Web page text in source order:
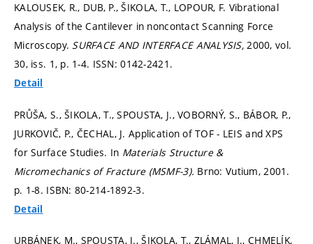
KALOUSEK, R., DUB, P., ŠIKOLA, T., LOPOUR, F. Vibrational
Analysis of the Cantilever in noncontact Scanning Force
Microscopy. SURFACE AND INTERFACE ANALYSIS,2000, vol.
30, iss. 1, p. 1-4. ISSN: 0142-2421.
Detail
PRŮŠA, S., ŠIKOLA, T., SPOUSTA, J., VOBORNÝ, S., BÁBOR, P.,
JURKOVIČ, P., ČECHAL, J. Application of TOF - LEIS and XPS
for Surface Studies. In Materials Structure &
Micromechanics of Fracture (MSMF-3). Brno: Vutium, 2001.
p. 1-8. ISBN: 80-214-1892-3.
Detail
URBÁNEK, M., SPOUSTA, J., ŠIKOLA, T., ZLÁMAL, J., CHMELÍK,